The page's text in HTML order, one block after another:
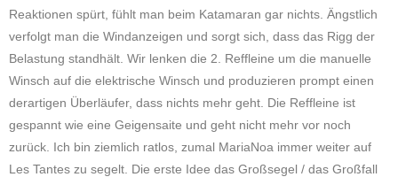
Reaktionen spürt, fühlt man beim Katamaran gar nichts. Ängstlich
verfolgt man die Windanzeigen und sorgt sich, dass das Rigg der
Belastung standhält. Wir lenken die 2. Reffleine um die manuelle
Winsch auf die elektrische Winsch und produzieren prompt einen
derartigen Überläufer, dass nichts mehr geht. Die Reffleine ist
gespannt wie eine Geigensaite und geht nicht mehr vor noch
zurück. Ich bin ziemlich ratlos, zumal MariaNoa immer weiter auf
Les Tantes zu segelt. Die erste Idee das Großsegel / das Großfall